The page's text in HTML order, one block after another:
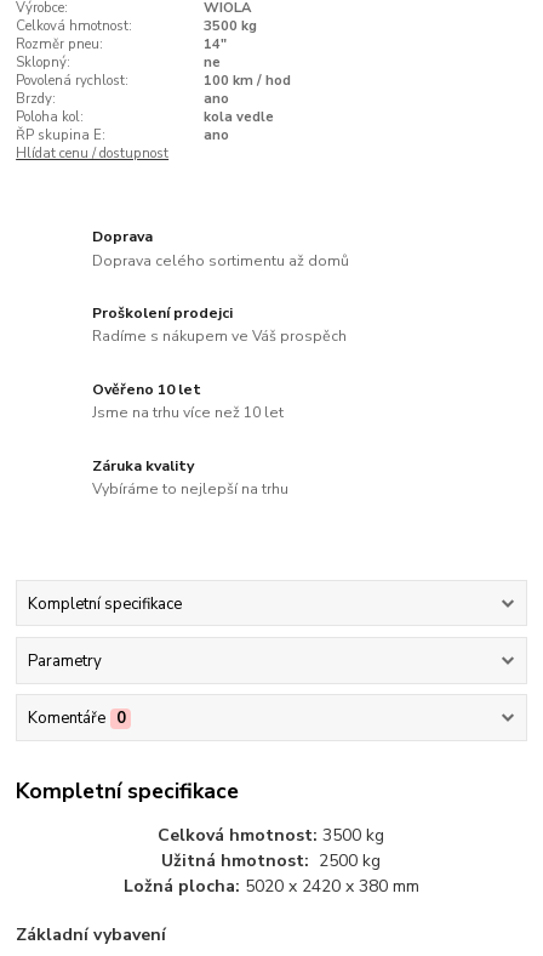
Výrobce:
WIOLA
Celková hmotnost:
3500 kg
Rozměr pneu:
14"
Sklopný:
ne
Povolená rychlost:
100 km / hod
Brzdy:
ano
Poloha kol:
kola vedle
ŘP skupina E:
ano
Hlídat cenu / dostupnost
Doprava
Doprava celého sortimentu až domů
Proškolení prodejci
Radíme s nákupem ve Váš prospěch
Ověřeno 10 let
Jsme na trhu více než 10 let
Záruka kvality
Vybíráme to nejlepší na trhu
Kompletní specifikace
Parametry
Komentáře 0
Kompletní specifikace
Celková hmotnost: 3500 kg
Užitná hmotnost: 2500 kg
Ložná plocha: 5020 x 2420 x 380 mm
Základní vybavení